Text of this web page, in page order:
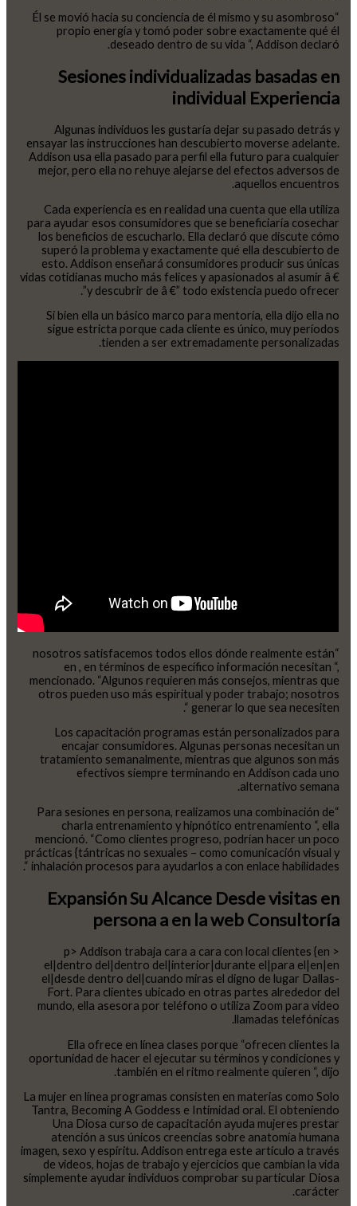
“Él se movió hacia su conciencia de él mismo y su asombroso
propio energía y tomó poder sobre exactamente qué él
deseado dentro de su vida “, Addison declaró.
Sesiones individualizadas basadas en
individual Experiencia
Algunas individuos les gustaría dejar su pasado detrás y
ensayar las instrucciones han descubierto moverse adelante.
Addison usa ella pasado para perfil ella futuro para cualquier
mejor, pero ella no rehuye alejarse del efectos adversos de
aquellos encuentros.
Cada experiencia es en realidad una cuenta que ella utiliza
para ayudar esos consumidores que se beneficiaría cosechar
los beneficios de escucharlo. Ella declaró que discute cómo
superó la problema y exactamente qué ella descubierto de
esto. Addison enseñará consumidores producir sus únicas
vidas cotidianas mucho más felices y apasionados al asumir â €
”y descubrir de â €” todo existencia puedo ofrecer.
Si bien ella un básico marco para mentoría, ella dijo ella no
sigue estricta porque cada cliente es único, muy períodos
tienden a ser extremadamente personalizadas.
“nosotros satisfacemos todos ellos dónde realmente están
en , en términos de específico información necesitan “,
mencionado. “Algunos requieren más consejos, mientras que
otros pueden uso más espiritual y poder trabajo; nosotros
generar lo que sea necesiten “.
Los capacitación programas están personalizados para
encajar consumidores. Algunas personas necesitan un
tratamiento semanalmente, mientras que algunos son más
efectivos siempre terminando en Addison cada uno
alternativo semana.
“Para sesiones en persona, realizamos una combinación de
charla entrenamiento y hipnótico entrenamiento “, ella
mencionó. “Como clientes progreso, podrían hacer un poco
prácticas {tántricas no sexuales – como comunicación visual y
inhalación procesos para ayudarlos a con enlace habilidades “.
Expansión Su Alcance Desde visitas en
persona a en la web Consultoría
< p> Addison trabaja cara a cara con local clientes {en
el|dentro del|dentro del|interior|durante el|para el|en|en
el|desde dentro del|cuando miras el digno de lugar Dallas-
Fort. Para clientes ubicado en otras partes alrededor del
mundo, ella asesora por teléfono o utiliza Zoom para video
llamadas telefónicas.
Ella ofrece en línea clases porque “ofrecen clientes la
oportunidad de hacer el ejecutar su términos y condiciones y
también en el ritmo realmente quieren “, dijo.
La mujer en línea programas consisten en materias como Solo
Tantra, Becoming A Goddess e Intimidad oral. El obteniendo
Una Diosa curso de capacitación ayuda mujeres prestar
atención a sus únicos creencias sobre anatomía humana
imagen, sexo y espíritu. Addison entrega este artículo a través
de videos, hojas de trabajo y ejercicios que cambian la vida
simplemente ayudar individuos comprobar su particular Diosa
carácter.